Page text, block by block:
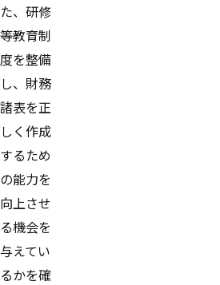
た、研修
等教育制
度を整備
し、財務
諸表を正
しく作成
するため
の能力を
向上させ
る機会を
与えてい
るかを確